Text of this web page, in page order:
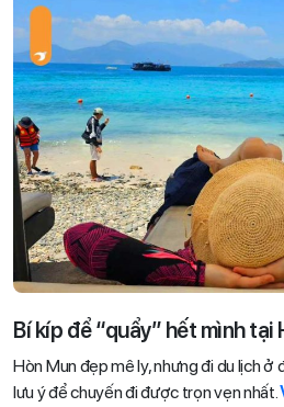
Bí kíp để “quẩy” hết mình tại
Hòn Mun đẹp mê ly, nhưng đi du lịch
lưu ý để chuyến đi được trọn vẹn nhất.